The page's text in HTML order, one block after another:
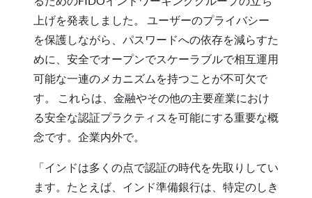
上げを発表しました。 ユーザーのプライバシー
を保護しながら、パスワードへの依存を減らすた
めに、安全でオープンでスケーラブルで相互運用
可能な一連のメカニズムを持つことが不可欠で
す。 これらは、金融やその他の主要産業におけ
る安全な認証プラクティスを可能にする重要な概
念です。企業内外で。
「インドは多くの点で認証の時代を先取りしてい
ます。たとえば、インド準備銀行は、特定のしき